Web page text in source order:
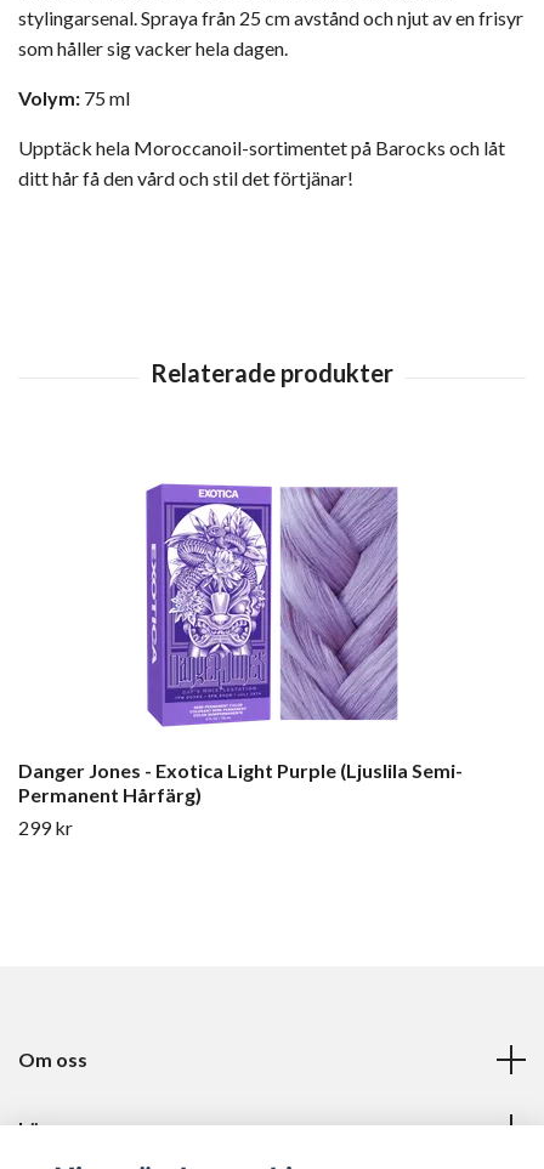
stylingarsenal. Spraya från 25 cm avstånd och njut av en frisyr
som håller sig vacker hela dagen.
Volym: 75 ml
Upptäck hela Moroccanoil-sortimentet på Barocks och låt
ditt hår få den vård och stil det förtjänar!
Danger Jones - Exotica Light Purple (Ljuslila Semi-
Permanent Hårfärg)
299 kr
Om oss
Läs mer